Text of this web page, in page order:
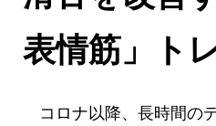
表情筋」ト
コロナ以降、長時間の